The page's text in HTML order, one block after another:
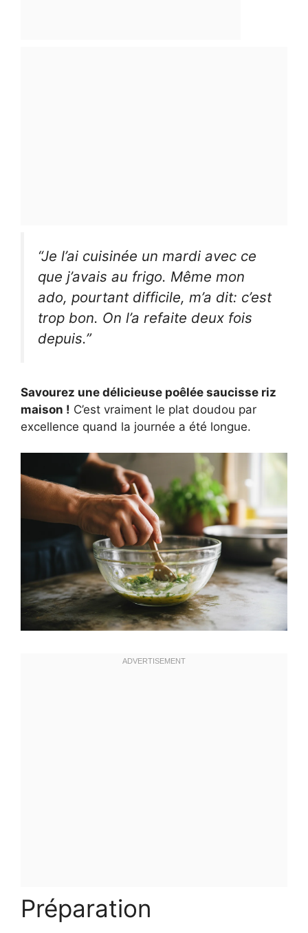
“Je l’ai cuisinée un mardi avec ce
que j’avais au frigo. Même mon
ado, pourtant difficile, m’a dit: c’est
trop bon. On l’a refaite deux fois
depuis.”
Savourez une délicieuse poêlée saucisse riz
maison ! C’est vraiment le plat doudou par
excellence quand la journée a été longue.
Préparation